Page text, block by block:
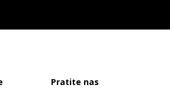
Pratite nas